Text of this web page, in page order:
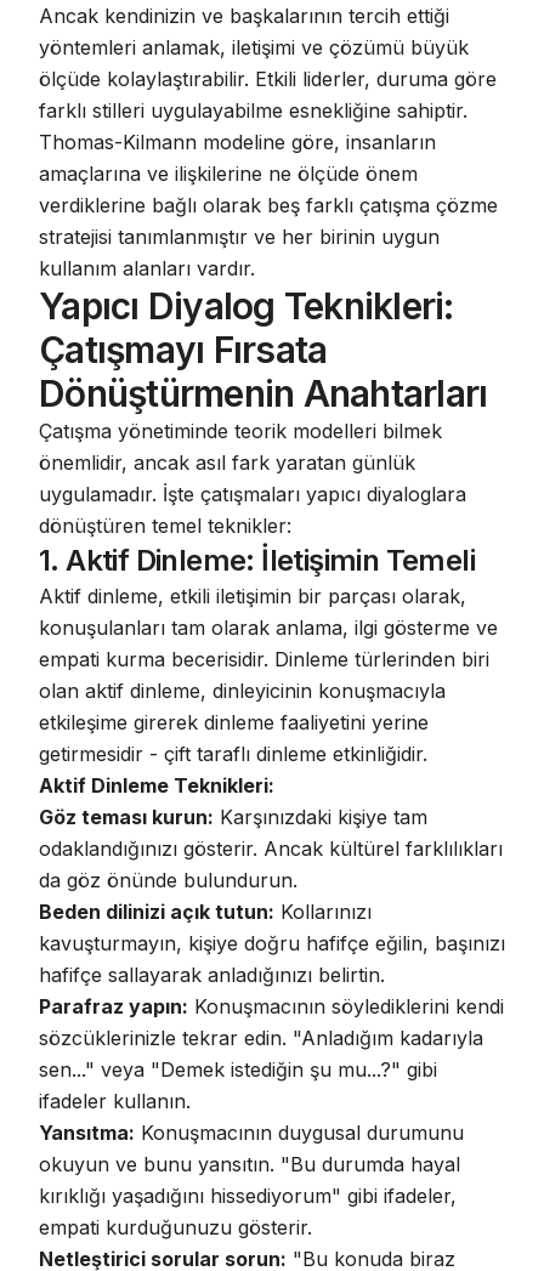
Ancak kendinizin ve başkalarının tercih ettiği
yöntemleri anlamak, iletişimi ve çözümü büyük
ölçüde kolaylaştırabilir. Etkili liderler, duruma göre
farklı stilleri uygulayabilme esnekliğine sahiptir.
Thomas-Kilmann modeline göre, insanların
amaçlarına ve ilişkilerine ne ölçüde önem
verdiklerine bağlı olarak beş farklı çatışma çözme
stratejisi tanımlanmıştır ve her birinin uygun
kullanım alanları vardır.
Yapıcı Diyalog Teknikleri:
Çatışmayı Fırsata
Dönüştürmenin Anahtarları
Çatışma yönetiminde teorik modelleri bilmek
önemlidir, ancak asıl fark yaratan günlük
uygulamadır. İşte çatışmaları yapıcı diyaloglara
dönüştüren temel teknikler:
1. Aktif Dinleme: İletişimin Temeli
Aktif dinleme, etkili iletişimin bir parçası olarak,
konuşulanları tam olarak anlama, ilgi gösterme ve
empati kurma becerisidir. Dinleme türlerinden biri
olan aktif dinleme, dinleyicinin konuşmacıyla
etkileşime girerek dinleme faaliyetini yerine
getirmesidir - çift taraflı dinleme etkinliğidir.
Aktif Dinleme Teknikleri:
Göz teması kurun: Karşınızdaki kişiye tam
odaklandığınızı gösterir. Ancak kültürel farklılıkları
da göz önünde bulundurun.
Beden dilinizi açık tutun: Kollarınızı
kavuşturmayın, kişiye doğru hafifçe eğilin, başınızı
hafifçe sallayarak anladığınızı belirtin.
Parafraz yapın: Konuşmacının söylediklerini kendi
sözcüklerinizle tekrar edin. "Anladığım kadarıyla
sen..." veya "Demek istediğin şu mu...?" gibi
ifadeler kullanın.
Yansıtma: Konuşmacının duygusal durumunu
okuyun ve bunu yansıtın. "Bu durumda hayal
kırıklığı yaşadığını hissediyorum" gibi ifadeler,
empati kurduğunuzu gösterir.
Netleştirici sorular sorun: "Bu konuda biraz